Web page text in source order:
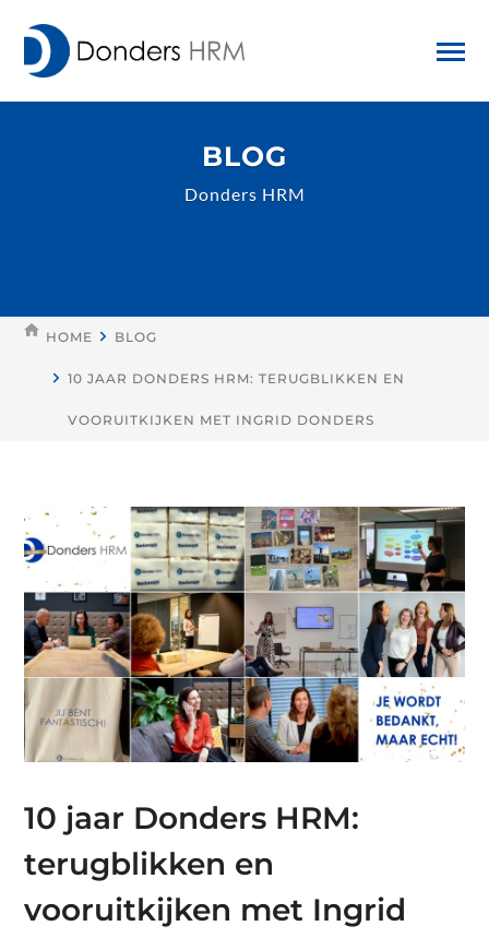
BLOG
Donders HRM
HOME BLOG
10 JAAR DONDERS HRM: TERUGBLIKKEN EN
VOORUITKIJKEN MET INGRID DONDERS
10 jaar Donders HRM:
terugblikken en
vooruitkijken met Ingrid